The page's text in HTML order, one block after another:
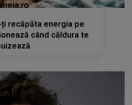
recăpăta energia pe
când căldura te